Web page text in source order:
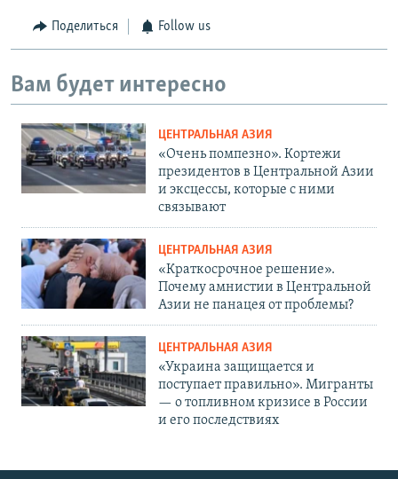
Поделиться Follow us
Вам будет интересно
ЦЕНТРАЛЬНАЯ АЗИЯ
«Очень помпезно». Кортежи
президентов в Центральной Азии
и эксцессы, которые с ними
связывают
ЦЕНТРАЛЬНАЯ АЗИЯ
«Краткосрочное решение».
Почему амнистии в Центральной
Азии не панацея от проблемы?
ЦЕНТРАЛЬНАЯ АЗИЯ
«Украина защищается и
поступает правильно». Мигранты
— о топливном кризисе в России
и его последствиях